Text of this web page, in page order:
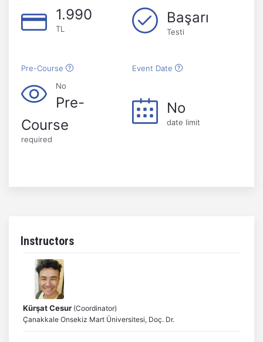
1.990
TL
Başarı
Testi
Pre-Course
Event Date
No
Pre-
Course
required
No
date limit
Instructors
Kürşat Cesur (Coordinator)
Çanakkale Onsekiz Mart Üniversitesi, Doç. Dr.